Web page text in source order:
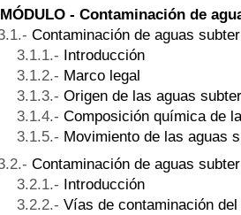
MÓDULO - Contaminación de
Contaminación de aguas
Introducción
Marco legal
Origen de las aguas
Composición química de
Movimiento de las aguas
Contaminación de aguas
Introducción
Vías de contaminación